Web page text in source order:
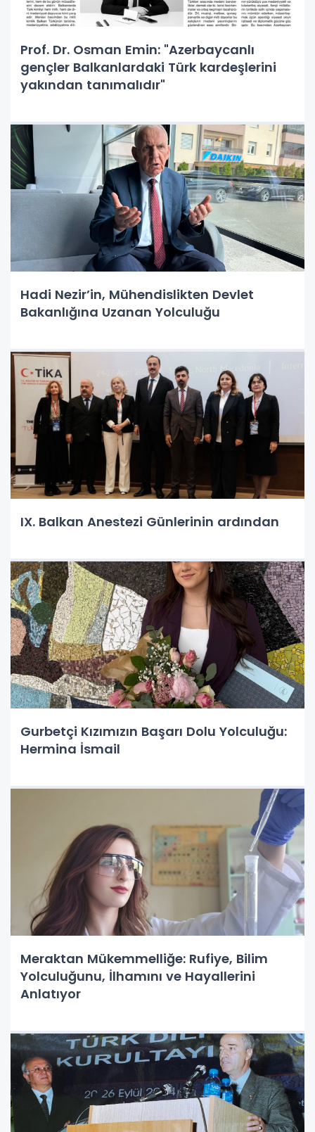
Prof. Dr. Osman Emin: "Azerbaycanlı
gençler Balkanlardaki Türk kardeşlerini
yakından tanımalıdır"
Hadi Nezir’in, Mühendislikten Devlet
Bakanlığına Uzanan Yolculuğu
IX. Balkan Anestezi Günlerinin ardından
Gurbetçi Kızımızın Başarı Dolu Yolculuğu:
Hermina İsmail
Meraktan Mükemmelliğe: Rufiye, Bilim
Yolculuğunu, İlhamını ve Hayallerini
Anlatıyor